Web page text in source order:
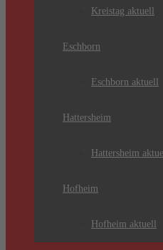
Kreistag aktuell
Eschborn
Eschborn aktuell
Hattersheim
Hattersheim
Hofheim
Hofheim aktuell